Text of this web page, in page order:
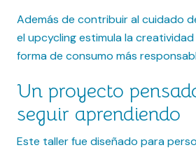
Además de contribuir al cuidado
el upcycling estimula la
forma de consumo más
Un proyecto
seguir aprendiendo
Este taller fue diseñado para